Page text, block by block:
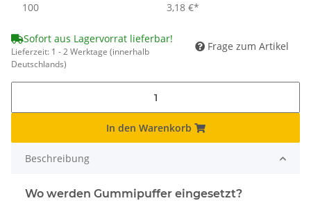
100
3,18 €*
Sofort aus Lagervorrat lieferbar!
Lieferzeit: 1 - 2 Werktage (innerhalb
Deutschlands)
Frage zum Artikel
In den Warenkorb
Beschreibung
Wo werden Gummipuffer eingesetzt?